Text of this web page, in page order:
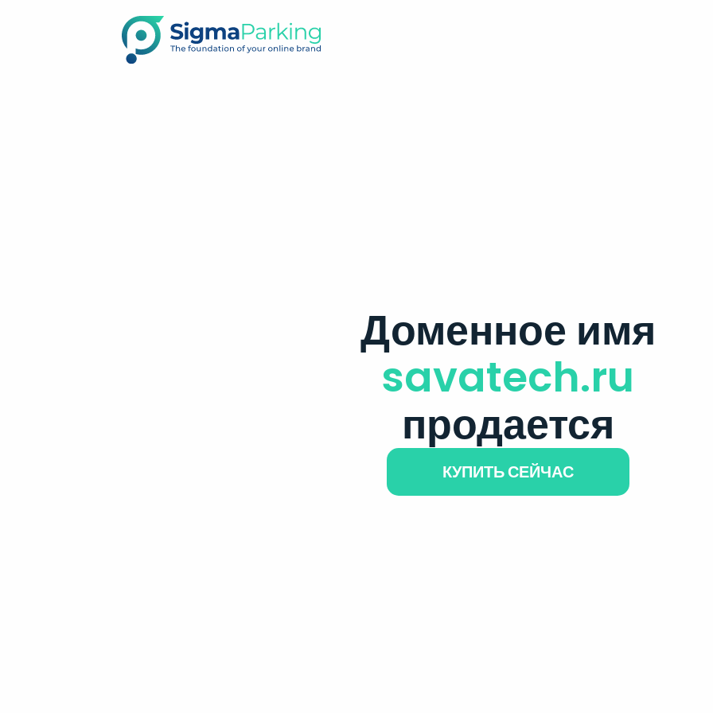
Доменное имя
savatech.ru
продается
КУПИТЬ СЕЙЧАС